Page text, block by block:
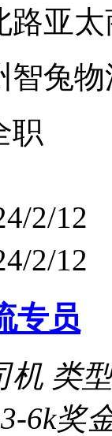
路亚
智兔
职
2/12
2/12
专员
机 类
6k奖